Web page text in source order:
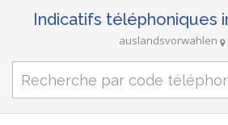
Indicatifs téléphoniques
auslandsvorwahlen